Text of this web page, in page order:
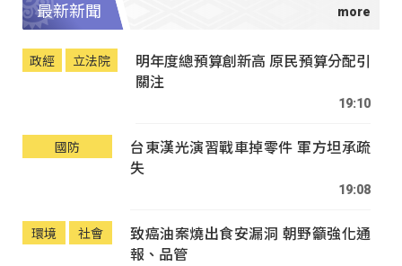
最新新聞
政經 立法院
明年度總預算創新高 原民預算分配引
關注
19:10
國防
台東漢光演習戰車掉零件 軍方坦承疏
失
19:08
環境 社會
致癌油案燒出食安漏洞 朝野籲強化通
報、品管